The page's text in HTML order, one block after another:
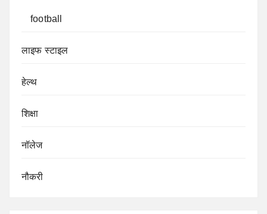
football
लाइफ स्टाइल
हेल्थ
शिक्षा
नॉलेज
नौकरी